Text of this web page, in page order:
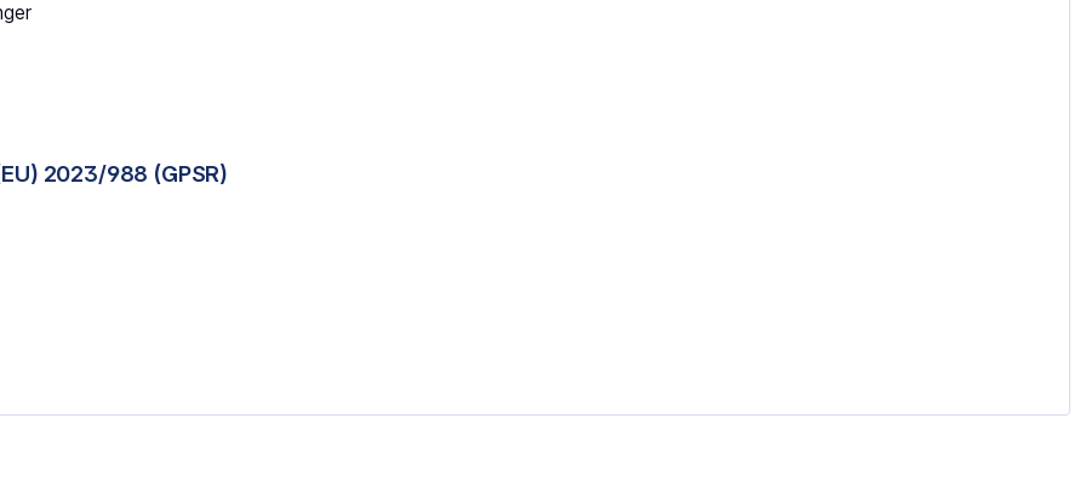
2023/988 (GPSR)